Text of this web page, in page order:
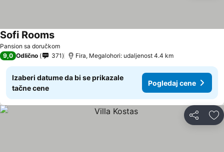
Pansion sa doručkom
Sofi Rooms
9,0 Odlično 371 Fira, Megalohori: udaljenost 4.4 km
Izaberi datume da bi se prikazale
tačne cene
Pogledaj cene
Deli